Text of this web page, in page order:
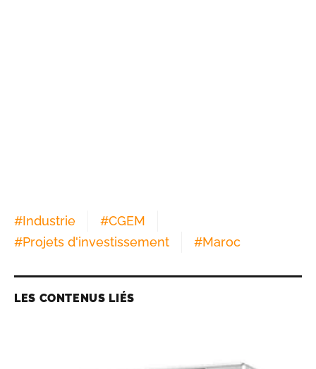
#Industrie #CGEM
#Projets d'investissement #Maroc
LES CONTENUS LIÉS